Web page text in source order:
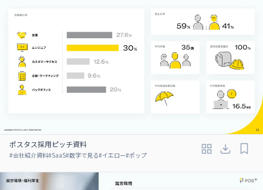
ポスタス採用ピッチ資料
#会社紹介資料#SaaS#数字で見る#イエロー#ポップ